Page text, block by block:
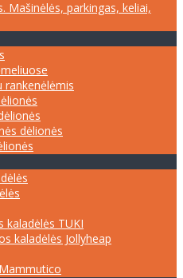
Mašinėlės, parkingas, keliai,
rankenėlėmis
dėlionės
kaladėlės TUKI
kaladėlės Jollyheap